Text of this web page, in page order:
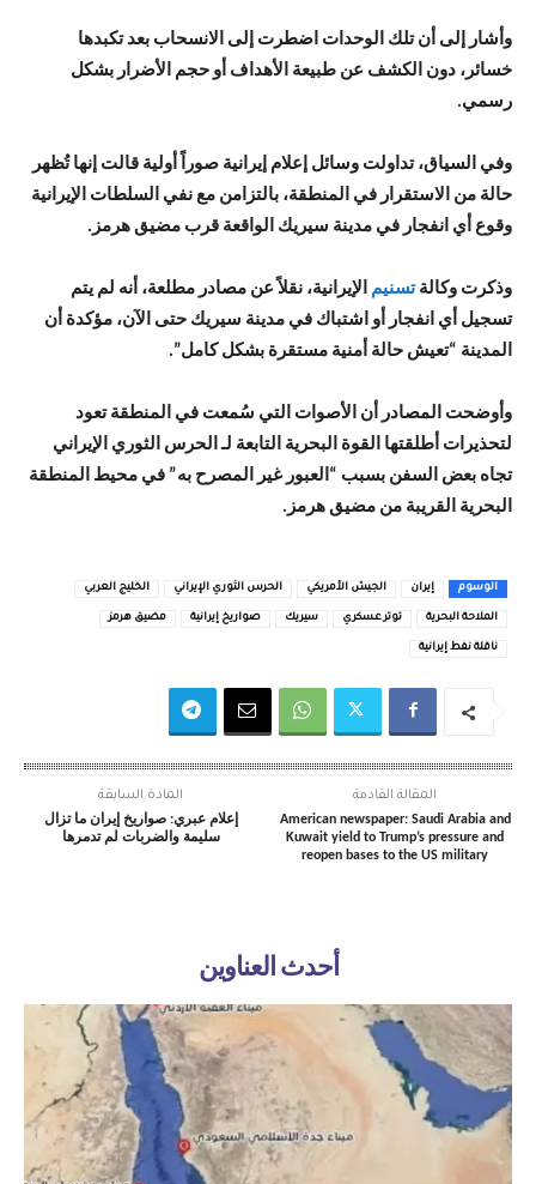
وأشار إلى أن تلك الوحدات اضطرت إلى الانسحاب بعد تكبدها
خسائر، دون الكشف عن طبيعة الأهداف أو حجم الأضرار بشكل
رسمي.
وفي السياق، تداولت وسائل إعلام إيرانية صوراً أولية قالت إنها تُظهر
حالة من الاستقرار في المنطقة، بالتزامن مع نفي السلطات الإيرانية
وقوع أي انفجار في مدينة سيريك الواقعة قرب مضيق هرمز.
وذكرت وكالةتسنيم الإيرانية، نقلاً عن مصادر مطلعة، أنه لم يتم
تسجيل أي انفجار أو اشتباك في مدينة سيريك حتى الآن، مؤكدة أن
المدينة “تعيش حالة أمنية مستقرة بشكل كامل”.
وأوضحت المصادر أن الأصوات التي سُمعت في المنطقة تعود
لتحذيرات أطلقتها القوة البحرية التابعة لـ الحرس الثوري الإيراني
تجاه بعض السفن بسبب “العبور غير المصرح به” في محيط المنطقة
البحرية القريبة من مضيق هرمز.
الوسوم إيران الجيش الأمريكي الحرس الثوري الإيراني الخليج العربي
الملاحة البحرية توتر عسكري سيريك صواريخ إيرانية مضيق هرمز
ناقلة نفط إيرانية
المادة السابقة
إعلام عبري: صواريخ إيران ما تزال
سليمة والضربات لم تدمرها
المقالة القادمة
American newspaper: Saudi Arabia and
Kuwait yield to Trump’s pressure and
reopen bases to the US military
أحدث العناوين